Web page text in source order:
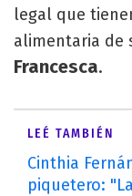
legal que
alimentaria de
Francesca.
LEÉ TAMBIÉN
Cinthia
piquetero: